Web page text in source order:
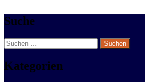
Suche
Suchen
nach:
Kategorien